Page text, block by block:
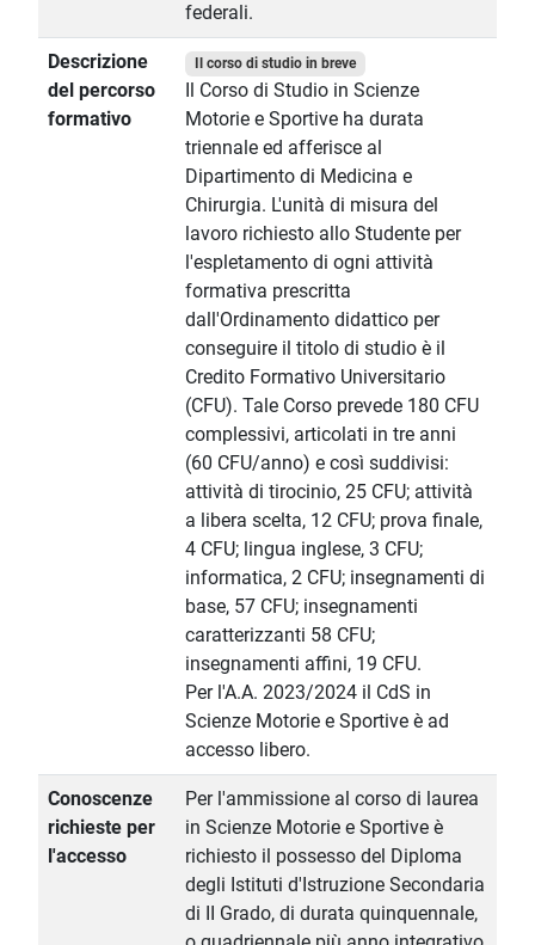
federali.
Descrizione
del percorso
formativo
Il corso di studio in breve
Il Corso di Studio in Scienze
Motorie e Sportive ha durata
triennale ed afferisce al
Dipartimento di Medicina e
Chirurgia. L'unità di misura del
lavoro richiesto allo Studente per
l'espletamento di ogni attività
formativa prescritta
dall'Ordinamento didattico per
conseguire il titolo di studio è il
Credito Formativo Universitario
(CFU). Tale Corso prevede 180 CFU
complessivi, articolati in tre anni
(60 CFU/anno) e così suddivisi:
attività di tirocinio, 25 CFU; attività
a libera scelta, 12 CFU; prova finale,
4 CFU; lingua inglese, 3 CFU;
informatica, 2 CFU; insegnamenti di
base, 57 CFU; insegnamenti
caratterizzanti 58 CFU;
insegnamenti affini, 19 CFU.
Per l'A.A. 2023/2024 il CdS in
Scienze Motorie e Sportive è ad
accesso libero.
Conoscenze
richieste per
l'accesso
Per l'ammissione al corso di laurea
in Scienze Motorie e Sportive è
richiesto il possesso del Diploma
degli Istituti d'Istruzione Secondaria
di II Grado, di durata quinquennale,